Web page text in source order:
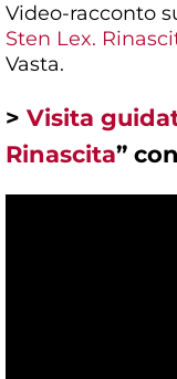
Video-racconto
Sten Lex.
Vasta.
> Visita
Rinascita”